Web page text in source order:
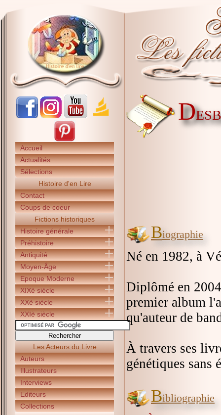
Accueil
Actualités
Sélections
Histoire d'en Lire
Contact
Coups de coeur
Fictions historiques
Histoire générale
Préhistoire
Antiquité
Moyen-Âge
Epoque Moderne
XIXè siècle
XXè siècle
XXIè siècle
Les Acteurs du Livre
Auteurs
Illustrateurs
Interviews
Editeurs
Collections
D
Biographie
Né en 1982, à
Diplômé en
premier album
qu'auteur de
À travers ses
génétiques sans
Bibliographie